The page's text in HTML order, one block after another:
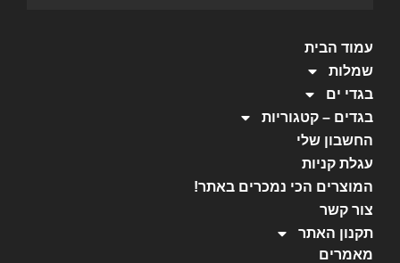
עמוד הבית
שמלות
בגדי ים
בגדים – קטגוריות
החשבון שלי
עגלת קניות
המוצרים הכי נמכרים באתר!
צור קשר
תקנון האתר
מאמרים